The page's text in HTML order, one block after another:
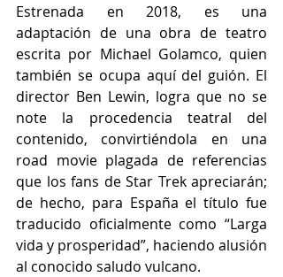
Estrenada en 2018, es una
adaptación de una obra de teatro
escrita por Michael Golamco, quien
también se ocupa aquí del guión. El
director Ben Lewin, logra que no se
note la procedencia teatral del
contenido, convirtiéndola en una
road movie plagada de referencias
que los fans de Star Trek apreciarán;
de hecho, para España el título fue
traducido oficialmente como “Larga
vida y prosperidad”, haciendo alusión
al conocido saludo vulcano.